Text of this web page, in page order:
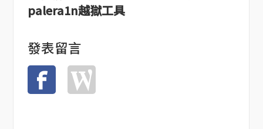
palera1n越獄工具
發表留言